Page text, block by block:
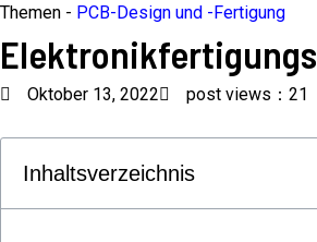
Themen - PCB-Design und -Fertigung
Oktober 13, 2022 post views：21
Inhaltsverzeichnis